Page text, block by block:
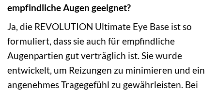
empfindliche Augen geeignet?
Ja, die REVOLUTION Ultimate Eye Base ist so
formuliert, dass sie auch für empfindliche
Augenpartien gut verträglich ist. Sie wurde
entwickelt, um Reizungen zu minimieren und ein
angenehmes Tragegefühl zu gewährleisten. Bei